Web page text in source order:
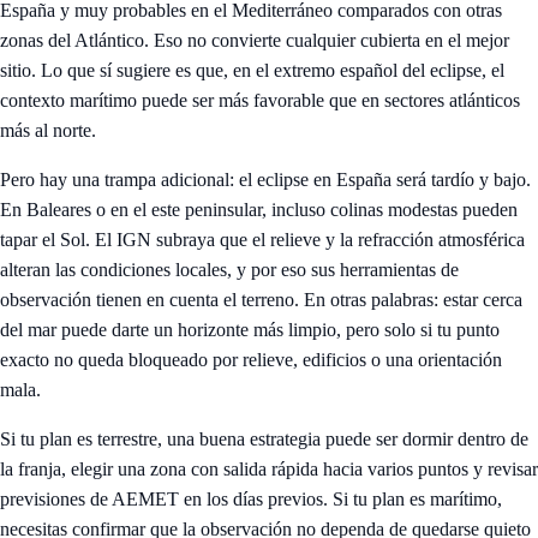
España y muy probables en el Mediterráneo comparados con otras
zonas del Atlántico. Eso no convierte cualquier cubierta en el mejor
sitio. Lo que sí sugiere es que, en el extremo español del eclipse, el
contexto marítimo puede ser más favorable que en sectores atlánticos
más al norte.
Pero hay una trampa adicional: el eclipse en España será tardío y bajo.
En Baleares o en el este peninsular, incluso colinas modestas pueden
tapar el Sol. El IGN subraya que el relieve y la refracción atmosférica
alteran las condiciones locales, y por eso sus herramientas de
observación tienen en cuenta el terreno. En otras palabras: estar cerca
del mar puede darte un horizonte más limpio, pero solo si tu punto
exacto no queda bloqueado por relieve, edificios o una orientación
mala.
Si tu plan es terrestre, una buena estrategia puede ser dormir dentro de
la franja, elegir una zona con salida rápida hacia varios puntos y revisar
previsiones de AEMET en los días previos. Si tu plan es marítimo,
necesitas confirmar que la observación no dependa de quedarse quieto